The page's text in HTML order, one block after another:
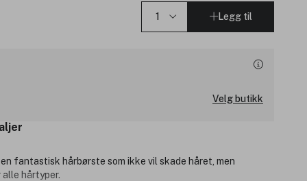
Legg til
Velg butikk
fantastisk hårbørste som ikke vil skade håret, men
hårtyper.